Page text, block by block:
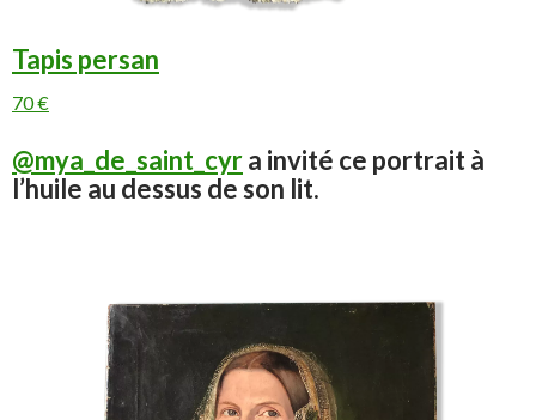
Tapis persan
70 €
@mya_de_saint_cyra invité ce portrait à
l’huile au dessus de son lit.